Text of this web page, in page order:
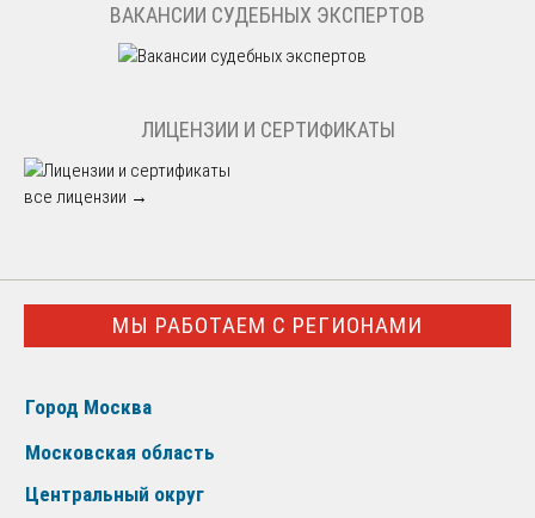
ВАКАНСИИ СУДЕБНЫХ ЭКСПЕРТОВ
ЛИЦЕНЗИИ И СЕРТИФИКАТЫ
все лицензии →
МЫ РАБОТАЕМ С РЕГИОНАМИ
Город Москва
Московская область
Центральный округ